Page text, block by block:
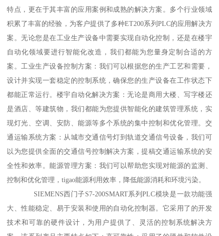
特点，更在于其丰富的应用案例和成熟的解决方案。多个行业领域
积累了丰富的经验，为客户提供了多种ET200系列PLC的应用解决方
案。无论您是在工业生产设备中需要实现自动化控制，还是在楼宇
自动化领域要进行智能化改造，我们都能为您量身定制合适的方
案。工业生产设备控制方案：我们可以根据您的生产工艺和需要，
设计并实现一套稳定的控制系统，确保您的生产设备在工作状态下
都能正常运行。楼宇自动化解决方案：无论是商用大楼、写字楼还
是酒店、等建筑物，我们都能为您提供智能化的建筑管理系统，实
现灯光、空调、安防、能源等多个系统的集中控制和优化管理。交
通运输系统方案：从城市交通信号灯到轨道交通信号设备，我们可
以为您提供全面的交通信号控制解决方案，提稿交通运输系统的安
全性和效率。能源管理方案：我们可以帮助您实现对能源的监测、
控制和优化管理，tigao能源利用效率，降低能源消耗和环境污染。
SIEMENS西门子S7-200SMART系列PLC模块是一款功能强
大、性能稳定、易于安装和使用的自动化控制器。它采用了的开发
技术和可靠的硬件设计，为用户提供了、灵活的控制系统解决方